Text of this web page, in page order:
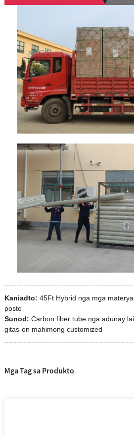
Kaniadto: 45Ft Hybrid nga mga
poste
Sunod: Carbon fiber tube nga adunay
gitas-on mahimong customized
Mga Tag sa Produkto